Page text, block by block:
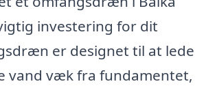
investering for dit
er designet til at lede
vand væk fra fundamentet,